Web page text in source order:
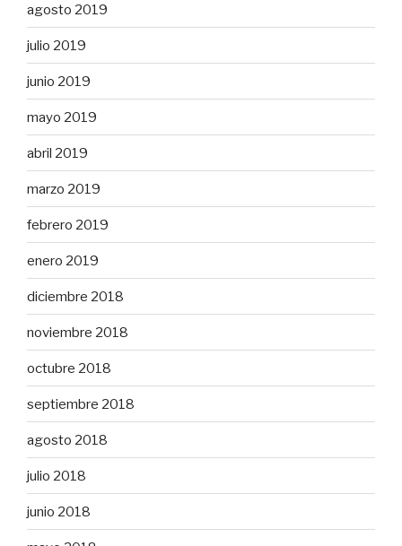
agosto 2019
julio 2019
junio 2019
mayo 2019
abril 2019
marzo 2019
febrero 2019
enero 2019
diciembre 2018
noviembre 2018
octubre 2018
septiembre 2018
agosto 2018
julio 2018
junio 2018